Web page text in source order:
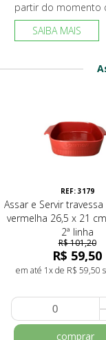
partir do momento
SAIBA MAIS
REF: 3179
Assar e Servir
vermelha 26,5 x 21
2ª linha
R$ 101,20
R$ 59,50
em até 1x de R$ 59,50
comprar